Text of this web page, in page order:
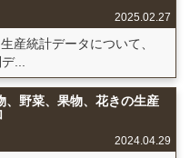
2025.02.27
産統計データについて、
...
、野菜、果物、花きの生産
2024.04.29